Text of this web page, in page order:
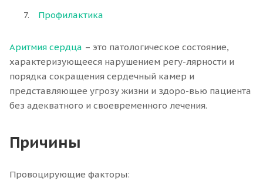
Профилактика
Аритмия сердца – это патологическое состояние,
характеризующееся нарушением регу-лярности и
порядка сокращения сердечный камер и
представляющее угрозу жизни и здоро-вью пациента
без адекватного и своевременного лечения.
Причины
Провоцирующие факторы: